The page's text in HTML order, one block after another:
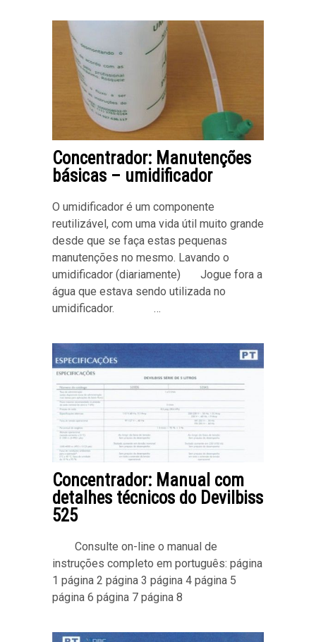
Concentrador: Manutenções
básicas – umidificador
O umidificador é um componente
reutilizável, com uma vida útil muito grande
desde que se faça estas pequenas
manutenções no mesmo. Lavando o
umidificador (diariamente) Jogue fora a
água que estava sendo utilizada no
umidificador. …
Concentrador: Manual com
detalhes técnicos do Devilbiss
525
Consulte on-line o manual de
instruções completo em português: página
1 página 2 página 3 página 4 página 5
página 6 página 7 página 8